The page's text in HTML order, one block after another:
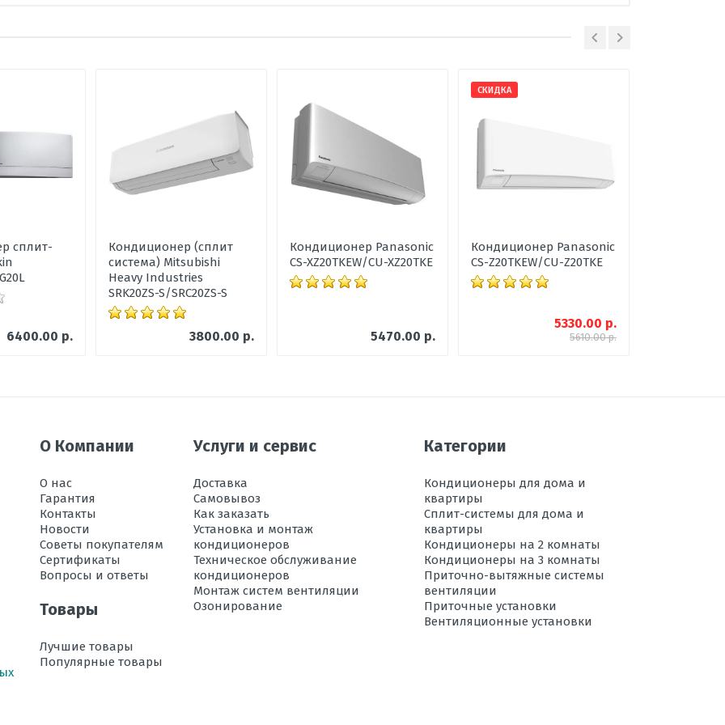
Белый
Угольный
А++
В х Ш х Г
воздуха
10
в режиме обогрева, °C
-15 до +24
кВт
по 5 бальной шкале
сплит-
6400.00 р.
Кондиционер (сплит
система) Mitsubishi
Heavy Industries
SRK20ZS-S/SRC20ZS-S
3800.00 р.
Кондиционер Panasonic
CS-XZ20TKEW/CU-XZ20TKE
5470.00 р.
СКИДКА
Кондиционер Panasonic
CS-Z20TKEW/CU-Z20TKE
5330.00 р.
5610.00 р.
О Компании
О нас
Гарантия
Контакты
Новости
Советы покупателям
Сертификаты
Вопросы и ответы
Товары
Лучшие товары
Популярные товары
Услуги и сервис
Доставка
Самовывоз
Как заказать
Установка и монтаж
кондиционеров
Техническое обслуживание
кондиционеров
Монтаж систем вентиляции
Озонирование
Категории
Кондиционеры для дома и
квартиры
Сплит-системы для дома и
квартиры
Кондиционеры на 2 комнаты
Кондиционеры на 3 комнаты
Приточно-вытяжные системы
вентиляции
Приточные установки
Вентиляционные установки